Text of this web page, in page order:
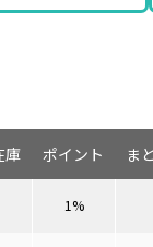
蔵)、電源アダプタ
庫 ポイント ま
1%